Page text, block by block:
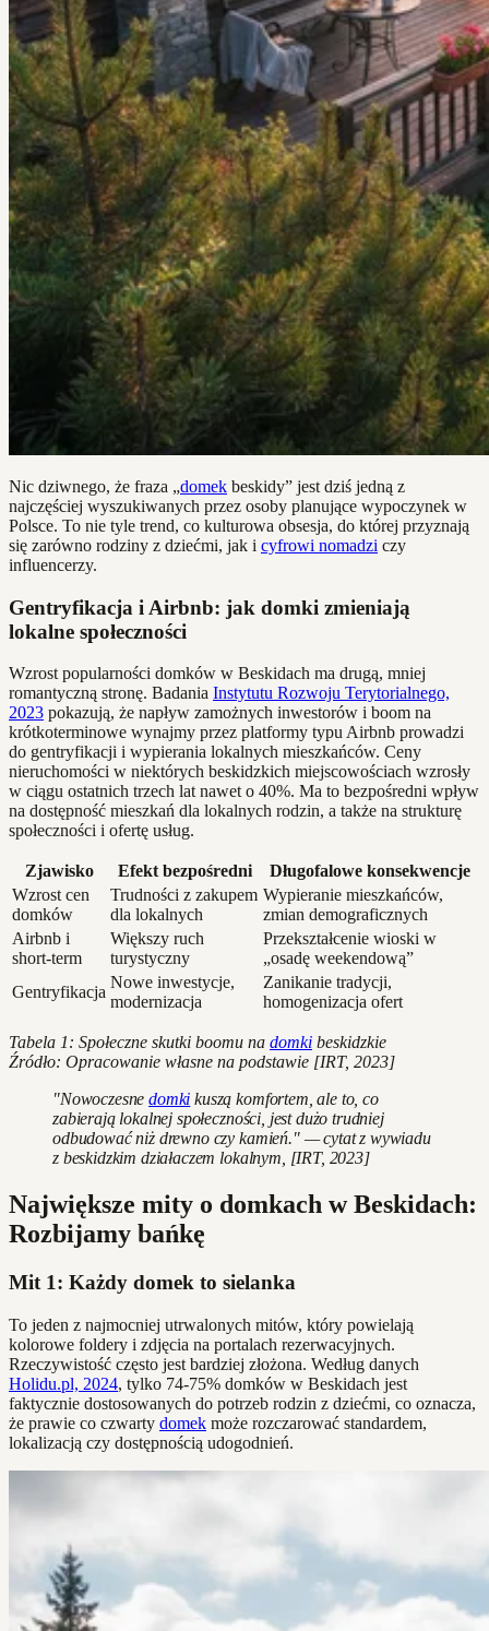
Nic dziwnego, że fraza „domek beskidy” jest dziś jedną z
najczęściej wyszukiwanych przez osoby planujące wypoczynek w
Polsce. To nie tyle trend, co kulturowa obsesja, do której przyznają
się zarówno rodziny z dziećmi, jak i cyfrowi nomadzi czy
influencerzy.
Gentryfikacja i Airbnb: jak domki zmieniają
lokalne społeczności
Wzrost popularności domków w Beskidach ma drugą, mniej
romantyczną stronę. Badania Instytutu Rozwoju Terytorialnego,
2023 pokazują, że napływ zamożnych inwestorów i boom na
krótkoterminowe wynajmy przez platformy typu Airbnb prowadzi
do gentryfikacji i wypierania lokalnych mieszkańców. Ceny
nieruchomości w niektórych beskidzkich miejscowościach wzrosły
w ciągu ostatnich trzech lat nawet o 40%. Ma to bezpośredni wpływ
na dostępność mieszkań dla lokalnych rodzin, a także na strukturę
społeczności i ofertę usług.
Zjawisko Efekt bezpośredni
Długofalowe konsekwencje
Wzrost cen
domków
Trudności z zakupem
dla lokalnych
Wypieranie mieszkańców,
zmian demograficznych
Airbnb i
short-term
Większy ruch
turystyczny
Przekształcenie wioski w
„osadę weekendową”
Gentryfikacja
Nowe inwestycje,
modernizacja
Zanikanie tradycji,
homogenizacja ofert
Tabela 1: Społeczne skutki boomu na domki beskidzkie
Źródło: Opracowanie własne na podstawie [IRT, 2023]
"Nowoczesnedomki kuszą komfortem, ale to, co
zabierają lokalnej społeczności, jest dużo trudniej
odbudować niż drewno czy kamień." — cytat z wywiadu
z beskidzkim działaczem lokalnym, [IRT, 2023]
Największe mity o domkach w Beskidach:
Rozbijamy bańkę
Mit 1: Każdy domek to sielanka
To jeden z najmocniej utrwalonych mitów, który powielają
kolorowe foldery i zdjęcia na portalach rezerwacyjnych.
Rzeczywistość często jest bardziej złożona. Według danych
Holidu.pl, 2024, tylko 74-75% domków w Beskidach jest
faktycznie dostosowanych do potrzeb rodzin z dziećmi, co oznacza,
że prawie co czwarty domek może rozczarować standardem,
lokalizacją czy dostępnością udogodnień.